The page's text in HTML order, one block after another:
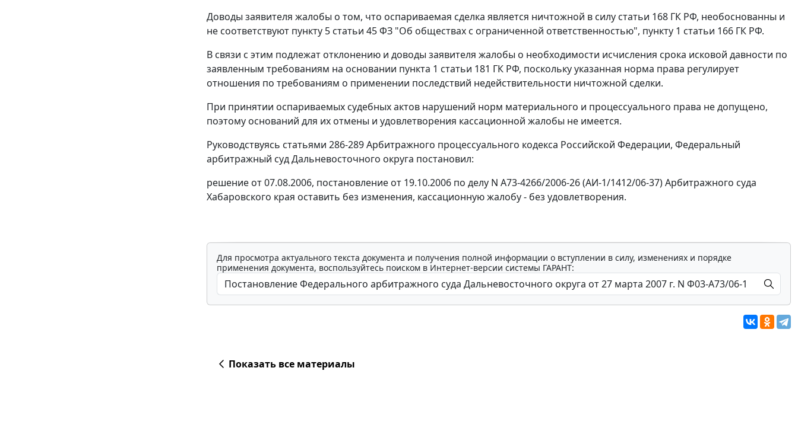
Доводы заявителя жалобы о том, что оспариваемая сделка является ничтожной в силу статьи 168 ГК РФ, необоснованны и
не соответствуют пункту 5 статьи 45ФЗ "Об обществах с ограниченной ответственностью", пункту 1 статьи 166 ГК РФ.
В связи с этим подлежат отклонению и доводы заявителя жалобы о необходимости исчисления срока исковой давности по
заявленным требованиям на основании пункта 1 статьи 181 ГК РФ, поскольку указанная норма права регулирует
отношения по требованиям о применении последствий недействительности ничтожной сделки.
При принятии оспариваемых судебных актов нарушений норм материального и процессуального права не допущено,
поэтому оснований для их отмены и удовлетворения кассационной жалобы не имеется.
Руководствуясь статьями 286-289Арбитражного процессуального кодекса Российской Федерации, Федеральный
арбитражный суд Дальневосточного округа постановил:
решение от 07.08.2006, постановление от 19.10.2006 по делу N А73-4266/2006-26 (АИ-1/1412/06-37) Арбитражного суда
Хабаровского края оставить без изменения, кассационную жалобу - без удовлетворения.
Для просмотра актуального текста документа и получения полной информации о вступлении в силу, изменениях и порядке
применения документа, воспользуйтесь поиском в Интернет-версии системы ГАРАНТ:
Показать все материалы